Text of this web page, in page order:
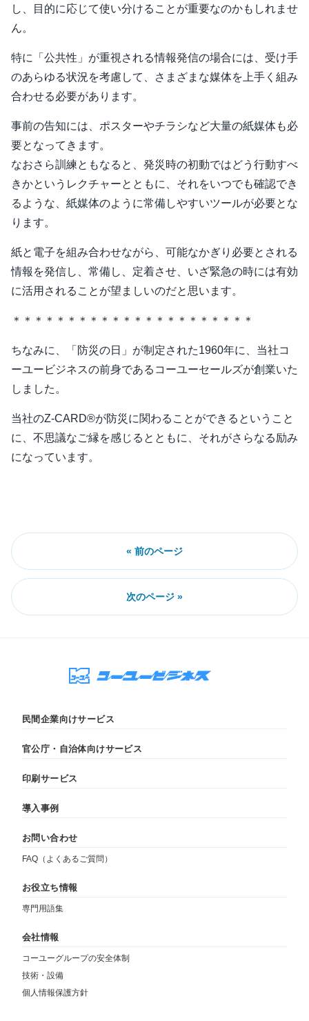
し、目的に応じて使い分けることが重要なのかもしれませ
ん。
特に「公共性」が重視される情報発信の場合には、受け手
のあらゆる状況を考慮して、さまざまな媒体を上手く組み
合わせる必要があります。
事前の告知には、ポスターやチラシなど大量の紙媒体も必
要となってきます。
なおさら訓練ともなると、発災時の初動ではどう行動すべ
きかというレクチャーとともに、それをいつでも確認でき
るような、紙媒体のように常備しやすいツールが必要とな
ります。
紙と電子を組み合わせながら、可能なかぎり必要とされる
情報を発信し、常備し、定着させ、いざ緊急の時には有効
に活用されることが望ましいのだと思います。
＊＊＊＊＊＊＊＊＊＊＊＊＊＊＊＊＊＊＊＊＊＊
ちなみに、「防災の日」が制定された1960年に、当社コ
ーユービジネスの前身であるコーユーセールズが創業いた
しました。
当社のZ-CARD®が防災に関わることができるということ
に、不思議なご縁を感じるとともに、それがさらなる励み
になっています。
« 前のページ
次のページ »
民間企業向けサービス
官公庁・自治体向けサービス
印刷サービス
導入事例
お問い合わせ
FAQ（よくあるご質問）
お役立ち情報
専門用語集
会社情報
コーユーグループの安全体制
技術・設備
個人情報保護方針